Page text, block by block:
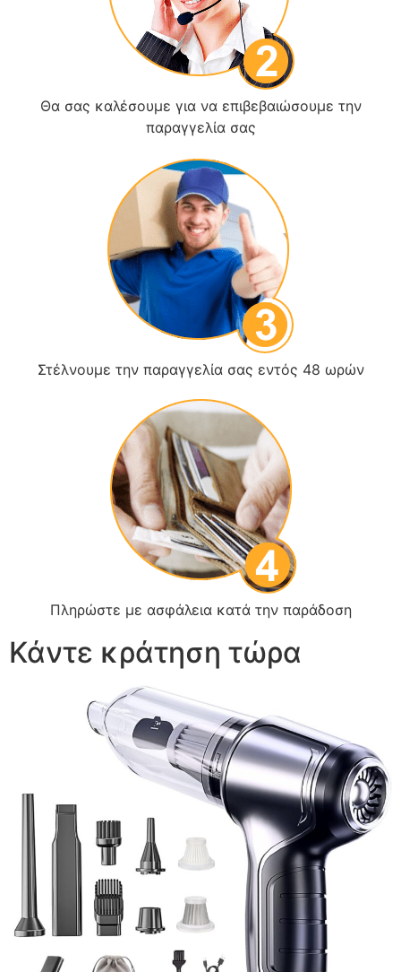
Θα σας καλέσουμε για να επιβεβαιώσουμε την
παραγγελία σας
Στέλνουμε την παραγγελία σας εντός 48 ωρών
Πληρώστε με ασφάλεια κατά την παράδοση
Κάντε κράτηση τώρα